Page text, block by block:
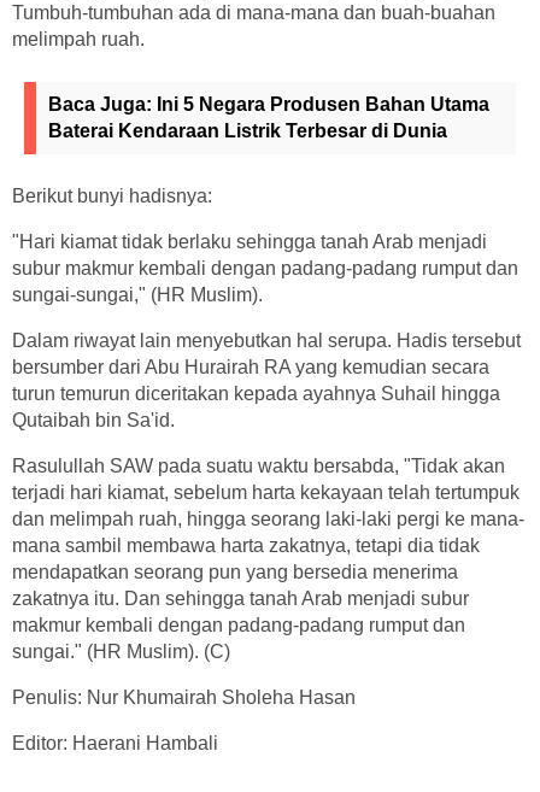
Tumbuh-tumbuhan ada di mana-mana dan buah-buahan
melimpah ruah.
Baca Juga: Ini 5 Negara Produsen Bahan Utama
Baterai Kendaraan Listrik Terbesar di Dunia
Berikut bunyi hadisnya:
"Hari kiamat tidak berlaku sehingga tanah Arab menjadi
subur makmur kembali dengan padang-padang rumput dan
sungai-sungai," (HR Muslim).
Dalam riwayat lain menyebutkan hal serupa. Hadis tersebut
bersumber dari Abu Hurairah RA yang kemudian secara
turun temurun diceritakan kepada ayahnya Suhail hingga
Qutaibah bin Sa'id.
Rasulullah SAW pada suatu waktu bersabda, "Tidak akan
terjadi hari kiamat, sebelum harta kekayaan telah tertumpuk
dan melimpah ruah, hingga seorang laki-laki pergi ke mana-
mana sambil membawa harta zakatnya, tetapi dia tidak
mendapatkan seorang pun yang bersedia menerima
zakatnya itu. Dan sehingga tanah Arab menjadi subur
makmur kembali dengan padang-padang rumput dan
sungai." (HR Muslim). (C)
Penulis: Nur Khumairah Sholeha Hasan
Editor: Haerani Hambali